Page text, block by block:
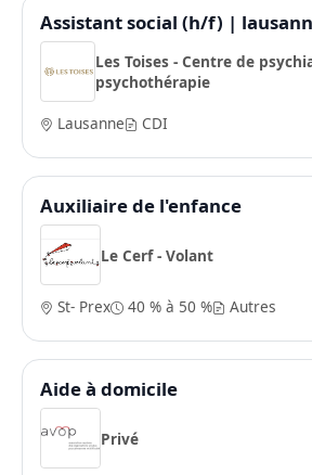
Assistant social (h/f) |
Les Toises - Centre de
psychothérapie
Lausanne
CDI
Auxiliaire de l'enfance
Le Cerf - Volant
St- Prex 40 % à 50 % Autres
Aide à domicile
Privé